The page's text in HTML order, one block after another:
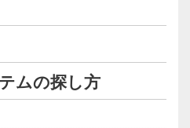
ムの探し方